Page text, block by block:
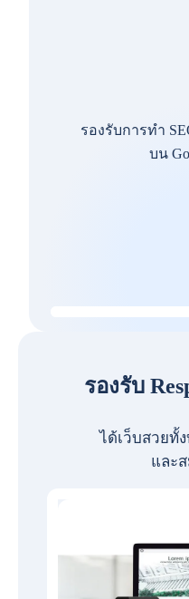
รองรับการทำ
บน
รองรับ
ได้เว็บสวยทั้
และ